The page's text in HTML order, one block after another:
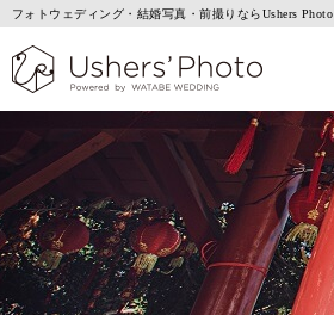
フォトウェディング・結婚写真・前撮りならUshers Photo